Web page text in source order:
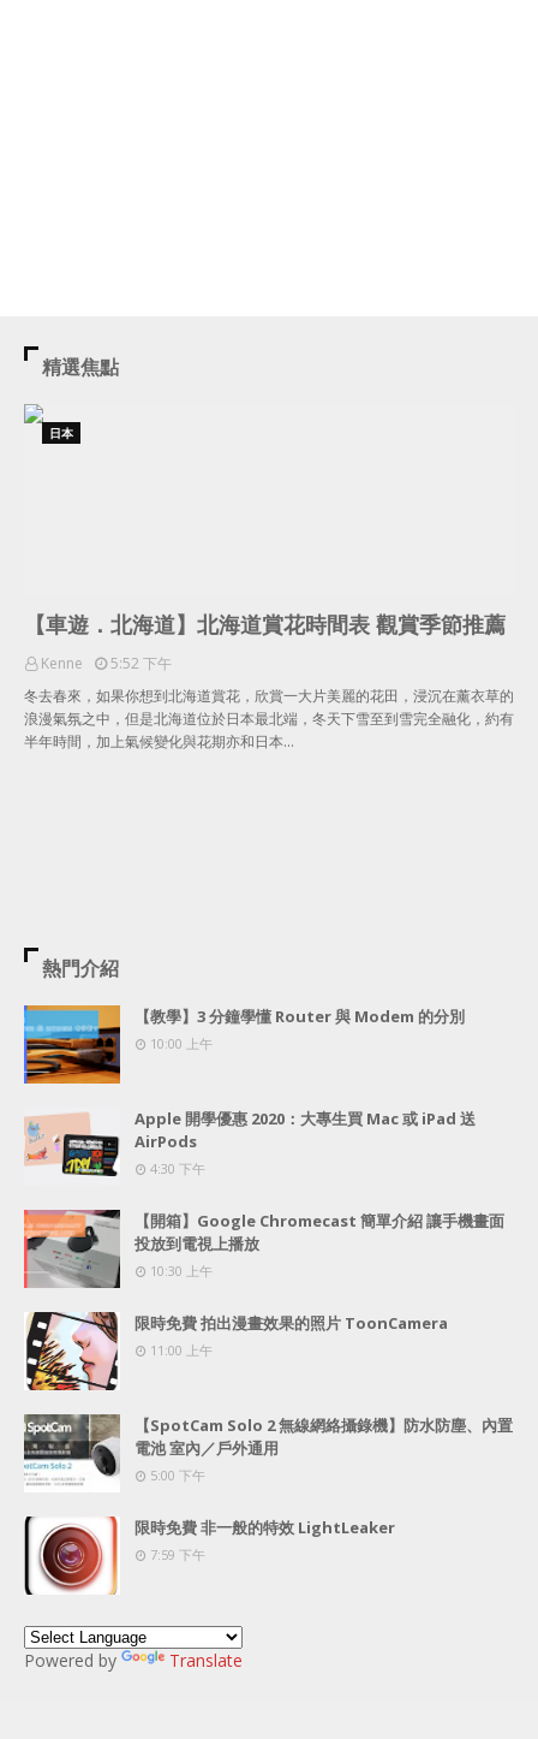
精選焦點
日本
【車遊．北海道】北海道賞花時間表 觀賞季節推薦
Kenne
5:52 下午
冬去春來，如果你想到北海道賞花，欣賞一大片美麗的花田，浸沉在薰衣草的
浪漫氣氛之中，但是北海道位於日本最北端，冬天下雪至到雪完全融化，約有
半年時間，加上氣候變化與花期亦和日本…
熱門介紹
【教學】3 分鐘學懂 Router 與 Modem 的分別
10:00 上午
Apple 開學優惠 2020：大專生買 Mac 或 iPad 送
AirPods
4:30 下午
【開箱】Google Chromecast 簡單介紹 讓手機畫面
投放到電視上播放
10:30 上午
限時免費 拍出漫畫效果的照片 ToonCamera
11:00 上午
【SpotCam Solo 2 無線網絡攝錄機】防水防塵、內置
電池 室內／戶外通用
5:00 下午
限時免費 非一般的特效 LightLeaker
7:59 下午
Powered by Translate